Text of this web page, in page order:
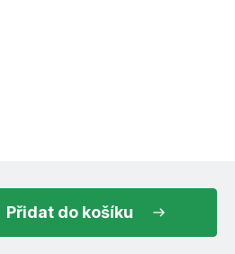
do košíku